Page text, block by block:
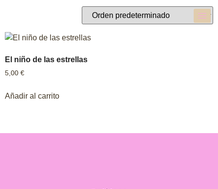
El niño de las estrellas
5,00 €
Añadir al carrito